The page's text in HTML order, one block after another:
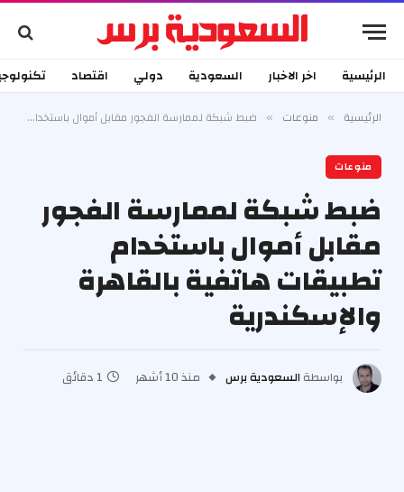
الرئيسية اخر الاخبار السعودية دولي اقتصاد
الرئيسية » منوعات » ضبط شبكة لممارسة الفجور مقابل أموال باستخدام تطبيقات هاتفية بالقاهرة والإسكندرية
منوعات
ضبط شبكة لممارسة الفجور
مقابل أموال باستخدام
تطبيقات هاتفية بالقاهرة
والإسكندرية
بواسطة السعودية برس منذ 10 أشهر 1 دقائق